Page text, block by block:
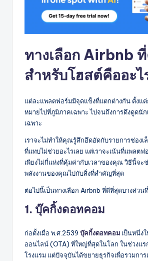
ทางเลือก Airbnb
สำหรับโฮสต์คืออะไ
แต่ละแพลตฟอร์มมีจุดแข็งที่แตกต่างกัน ตั้งแต่
หมายไปที่ภูมิภาคเฉพาะ ไปจนถึงการดึงดูดนัก
เฉพาะ
เราจะไม่ทำให้คุณรู้สึกอึดอัดกับรายการช่องเ
ที่แทบไม่ช่วยอะไรเลย แต่เราจะเน้นที่แพลต
เพียงไม่กี่แห่งที่คุ้มค่ากับเวลาของคุณ วิธีนี้จ
พลังงานของคุณไปกับสิ่งที่สำคัญที่สุด
ต่อไปนี้เป็นทางเลือก Airbnb ที่ดีที่สุดบางส่ว
1. บุ๊คกิ้งดอทคอม
ก่อตั้งเมื่อ พ.ศ.2539 บุ๊คกิ้งดอทคอม เป็นหนึ่ง
ออนไลน์ (OTA) ที่ใหญ่ที่สุดในโลก ในช่วงแร
โรงแรม แต่ปัจจุบันได้ขยายธุรกิจเพื่อรวมกา